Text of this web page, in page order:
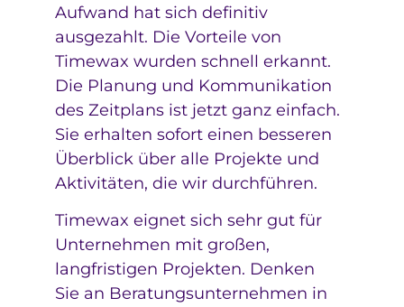
Aufwand hat sich definitiv
ausgezahlt. Die Vorteile von
Timewax wurden schnell erkannt.
Die Planung und Kommunikation
des Zeitplans ist jetzt ganz einfach.
Sie erhalten sofort einen besseren
Überblick über alle Projekte und
Aktivitäten, die wir durchführen.
Timewax eignet sich sehr gut für
Unternehmen mit großen,
langfristigen Projekten. Denken
Sie an Beratungsunternehmen in